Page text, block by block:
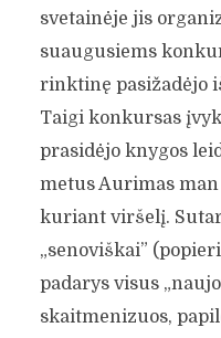
svetainėje jis
suaugusiems
rinktinę pasižadėjo
Taigi konkursas
prasidėjo knygos
metus Aurimas
kuriant viršelį.
„senoviškai”
padarys visus
skaitmenizuos,